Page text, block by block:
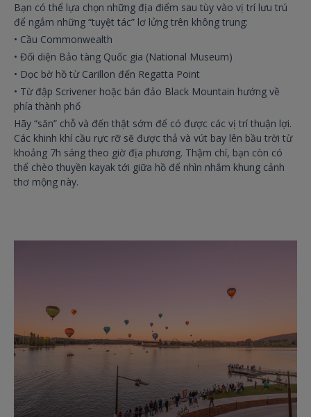
Bạn có thể lựa chọn những địa điểm sau tùy vào vị trí lưu trú
để ngắm những “tuyệt tác” lơ lửng trên không trung:
• Cầu Commonwealth
• Đối diện Bảo tàng Quốc gia (National Museum)
• Dọc bờ hồ từ Carillon đến Regatta Point
• Từ đập Scrivener hoặc bán đảo Black Mountain hướng về
phía thành phố
Hãy “săn” chỗ và đến thật sớm để có được các vị trí thuận lợi.
Các khinh khí cầu rực rỡ sẽ được thả và vút bay lên bầu trời từ
khoảng 7h sáng theo giờ địa phương. Thậm chí, bạn còn có
thể chèo thuyền kayak tới giữa hồ để nhìn nhắm khung cảnh
thơ mộng này.